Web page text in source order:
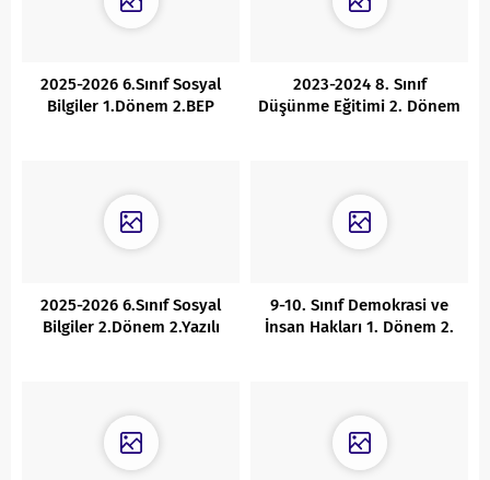
2025-2026 6.Sınıf Sosyal
Bilgiler 1.Dönem 2.BEP
2023-2024 8. Sınıf
Düşünme Eğitimi 2. Dönem
2025-2026 6.Sınıf Sosyal
Bilgiler 2.Dönem 2.Yazılı
9-10. Sınıf Demokrasi ve
İnsan Hakları 1. Dönem 2.